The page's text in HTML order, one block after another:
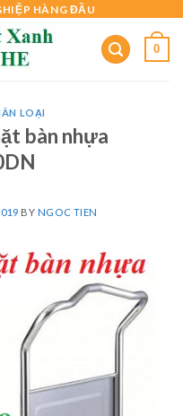
HÀNG ĐẦU
0
LOẠI
bàn nhựa
BY NGOC TIEN